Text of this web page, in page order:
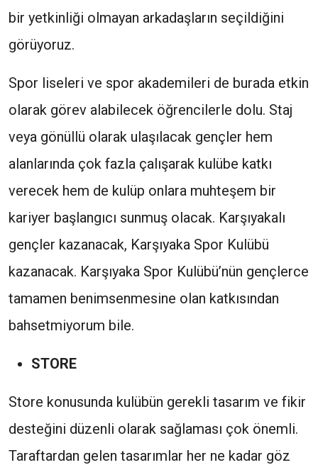
bir yetkinliği olmayan arkadaşların seçildiğini
görüyoruz.
Spor liseleri ve spor akademileri de burada etkin
olarak görev alabilecek öğrencilerle dolu. Staj
veya gönüllü olarak ulaşılacak gençler hem
alanlarında çok fazla çalışarak kulübe katkı
verecek hem de kulüp onlara muhteşem bir
kariyer başlangıcı sunmuş olacak. Karşıyakalı
gençler kazanacak, Karşıyaka Spor Kulübü
kazanacak. Karşıyaka Spor Kulübü’nün gençlerce
tamamen benimsenmesine olan katkısından
bahsetmiyorum bile.
STORE
Store konusunda kulübün gerekli tasarım ve fikir
desteğini düzenli olarak sağlaması çok önemli.
Taraftardan gelen tasarımlar her ne kadar göz